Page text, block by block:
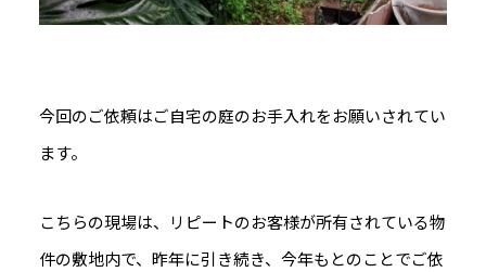
今回のご依頼はご自宅の庭のお手入れをお願いされてい
ます。
こちらの現場は、リピートのお客様が所有されている物
件の敷地内で、昨年に引き続き、今年もとのことでご依